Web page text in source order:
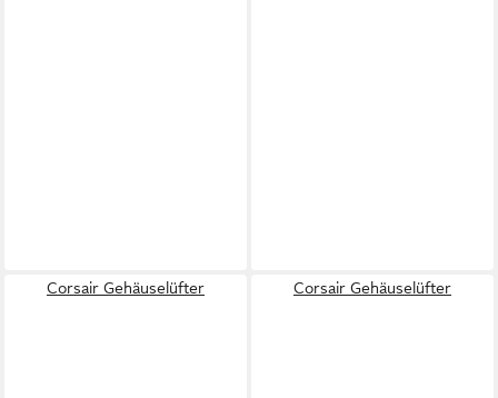
Corsair Gehäuselüfter Corsair Gehäuselüfter